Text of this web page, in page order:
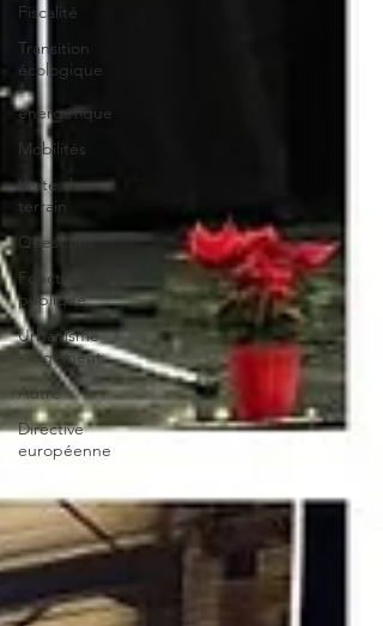
Fiscalité
Transition
écologique
-
énergétique
Mobilités
Visite de
terrain
Questions
Fonction
publique
Urbanisme
- logement
Autre
Directive
européenne